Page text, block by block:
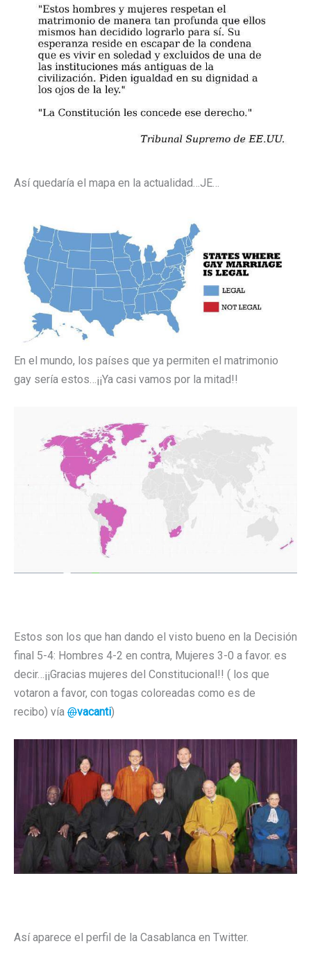
Así quedaría el mapa en la actualidad…JE…
En el mundo, los países que ya permiten el matrimonio
gay sería estos…¡¡Ya casi vamos por la mitad!!
Estos son los que han dando el visto bueno en la Decisión
final 5-4: Hombres 4-2 en contra, Mujeres 3-0 a favor. es
decir…¡¡Gracias mujeres del Constitucional!! ( los que
votaron a favor, con togas coloreadas como es de
recibo) vía @vacanti)
Así aparece el perfil de la Casablanca en Twitter.